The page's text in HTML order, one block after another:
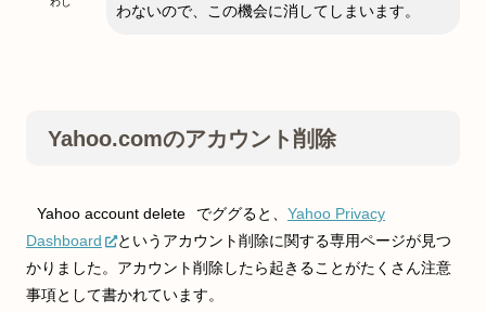
わないので、この機会に消してしまいます。
Yahoo.comのアカウント削除
Yahoo account delete でググると、 Yahoo Privacy
Dashboard
というアカウント削除に関する専用ページが見つ
かりました。アカウント削除したら起きることがたくさん注意
事項として書かれています。